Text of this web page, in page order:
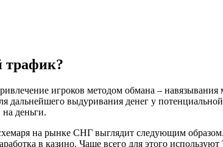
трафик?
игроков методом обмана –
дальнейшего выдуривания денег у
на деньги.
на рынке СНГ выглядит следующим
в казино. Чаще всего для этого